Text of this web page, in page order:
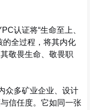
认证将“生命至上、
的全过程，将其内化
敬畏生命、敬畏职
众多矿业企业、设计
信任度。它如同一张